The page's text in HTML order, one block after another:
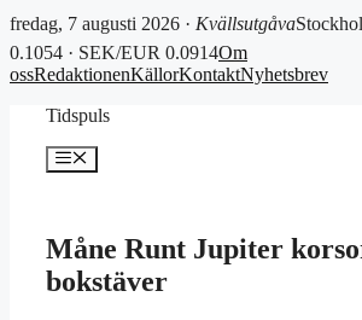
fredag, 7 augusti 2026 · Kvällsutgåva
0.1054 · SEK/EUR 0.0914Om
ossRedaktionenKällorKontaktNyhetsbrev
Tidspuls
Meny
Måne Runt Jupiter
bokstäver